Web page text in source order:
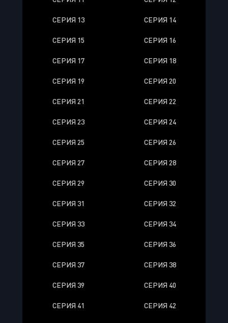
СЕРИЯ 13 СЕРИЯ 14
СЕРИЯ 15 СЕРИЯ 16
СЕРИЯ 17 СЕРИЯ 18
СЕРИЯ 19 СЕРИЯ 20
СЕРИЯ 21 СЕРИЯ 22
СЕРИЯ 23 СЕРИЯ 24
СЕРИЯ 25 СЕРИЯ 26
СЕРИЯ 27 СЕРИЯ 28
СЕРИЯ 29 СЕРИЯ 30
СЕРИЯ 31 СЕРИЯ 32
СЕРИЯ 33 СЕРИЯ 34
СЕРИЯ 35 СЕРИЯ 36
СЕРИЯ 37 СЕРИЯ 38
СЕРИЯ 39 СЕРИЯ 40
СЕРИЯ 41 СЕРИЯ 42